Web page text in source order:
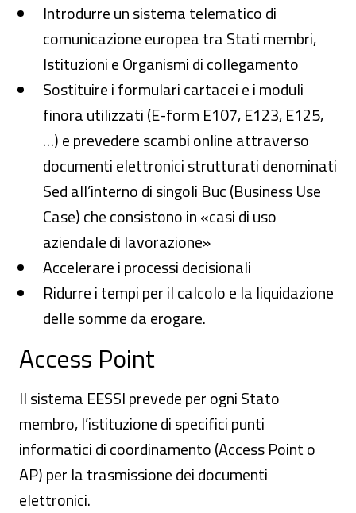
Introdurre un sistema telematico di
comunicazione europea tra Stati membri,
Istituzioni e Organismi di collegamento
Sostituire i formulari cartacei e i moduli
finora utilizzati (E-form E107, E123, E125,
…) e prevedere scambi online attraverso
documenti elettronici strutturati denominati
Sed all’interno di singoli Buc (Business Use
Case) che consistono in «casi di uso
aziendale di lavorazione»
Accelerare i processi decisionali
Ridurre i tempi per il calcolo e la liquidazione
delle somme da erogare.
Access Point
Il sistema EESSI prevede per ogni Stato
membro, l’istituzione di specifici punti
informatici di coordinamento (Access Point o
AP) per la trasmissione dei documenti
elettronici.